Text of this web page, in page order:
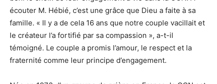
écouter M. Hébié, c’est une grâce que Dieu a faite à sa
famille. « Il y a de cela 16 ans que notre couple vacillait et
le créateur l’a fortifié par sa compassion », a-t-il
témoigné. Le couple a promis l’amour, le respect et la
fraternité comme leur principe d’engagement.